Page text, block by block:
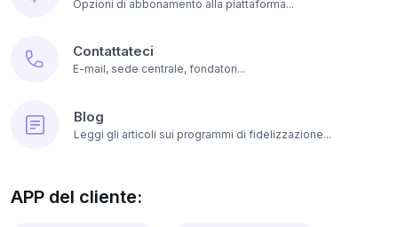
Opzioni di abbonamento alla piattaforma...
Contattateci
E-mail, sede centrale, fondatori...
Blog
Leggi gli articoli sui programmi di fidelizzazione...
APP del cliente: